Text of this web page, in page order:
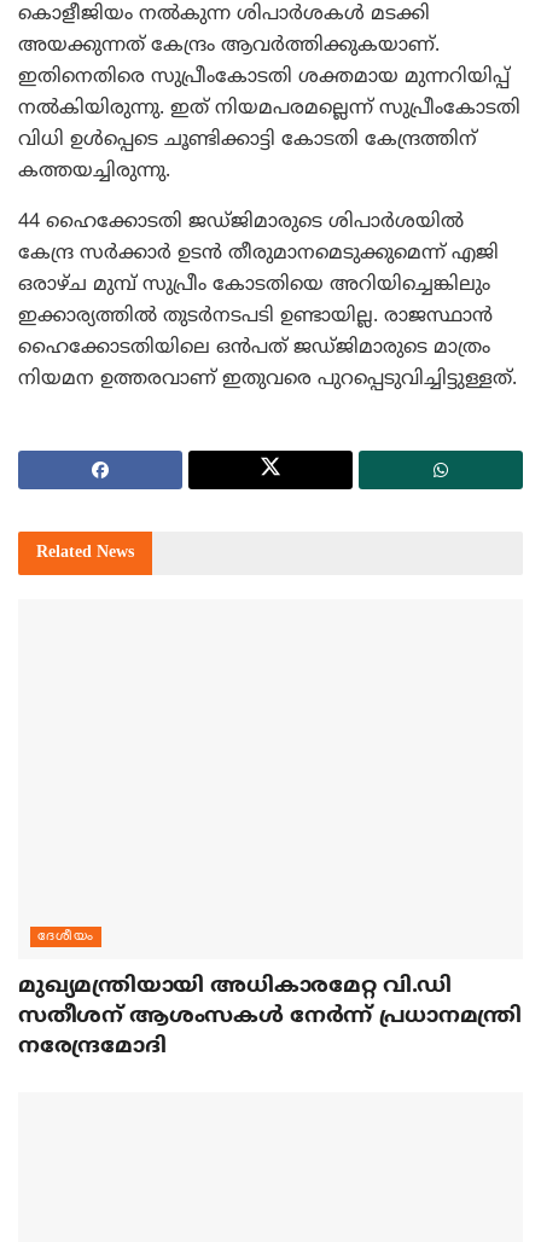
കൊളീജിയം നല്‍കുന്ന ശിപാര്‍ശകള്‍ മടക്കി
അയക്കുന്നത് കേന്ദ്രം ആവര്‍ത്തിക്കുകയാണ്.
ഇതിനെതിരെ സുപ്രീംകോടതി ശക്തമായ മുന്നറിയിപ്പ്
നല്‍കിയിരുന്നു. ഇത് നിയമപരമല്ലെന്ന് സുപ്രീംകോടതി
വിധി ഉള്‍പ്പെടെ ചൂണ്ടിക്കാട്ടി കോടതി കേന്ദ്രത്തിന്
കത്തയച്ചിരുന്നു.
44 ഹൈക്കോടതി ജഡ്ജിമാരുടെ ശിപാര്‍ശയില്‍
കേന്ദ്ര സര്‍ക്കാര്‍ ഉടന്‍ തീരുമാനമെടുക്കുമെന്ന് എജി
ഒരാഴ്ച മുമ്പ് സുപ്രീം കോടതിയെ അറിയിച്ചെങ്കിലും
ഇക്കാര്യത്തില്‍ തുടര്‍നടപടി ഉണ്ടായില്ല. രാജസ്ഥാന്‍
ഹൈക്കോടതിയിലെ ഒന്‍പത് ജഡ്ജിമാരുടെ മാത്രം
നിയമന ഉത്തരവാണ് ഇതുവരെ പുറപ്പെടുവിച്ചിട്ടുള്ളത്.
Related News
ദേശീയം
മുഖ്യമന്ത്രിയായി അധികാരമേറ്റ വി.ഡി
സതീശന് ആശംസകള്‍ നേര്‍ന്ന് പ്രധാനമന്ത്രി
നരേന്ദ്രമോദി